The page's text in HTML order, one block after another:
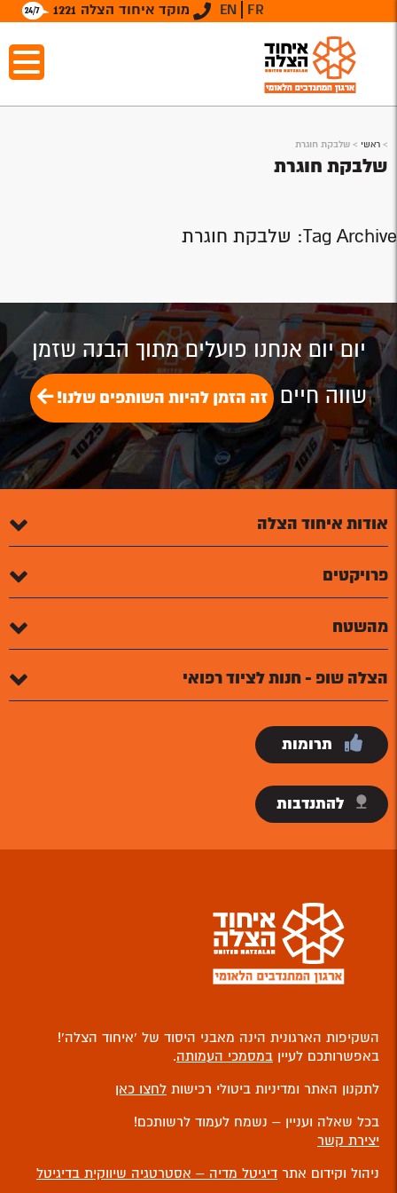
מוקד איחוד הצלה 1221 EN FR
> ראשי > שלבקת חוגרת
שלבקת חוגרת
Tag Archive: שלבקת חוגרת
יום יום אנחנו פועלים מתוך הבנה שזמן
שווה חיים זה הזמן להיות השותפים שלנו!
אודות איחוד הצלה
פרויקטים
מהשטח
הצלה שופ - חנות לציוד רפואי
תרומות
להתנדבות
השקיפות הארגונית הינה מאבני היסוד של ‘איחוד הצלה’!
באפשרותכם לעיין במסמכי העמותה.
לתקנון האתר ומדיניות ביטולי רכישות לחצו כאן
בכל שאלה ועניין – נשמח לעמוד לרשותכם!
יצירת קשר
ניהול וקידום אתר דיגיטל מדיה – אסטרטגיה שיווקית בדיגיטל